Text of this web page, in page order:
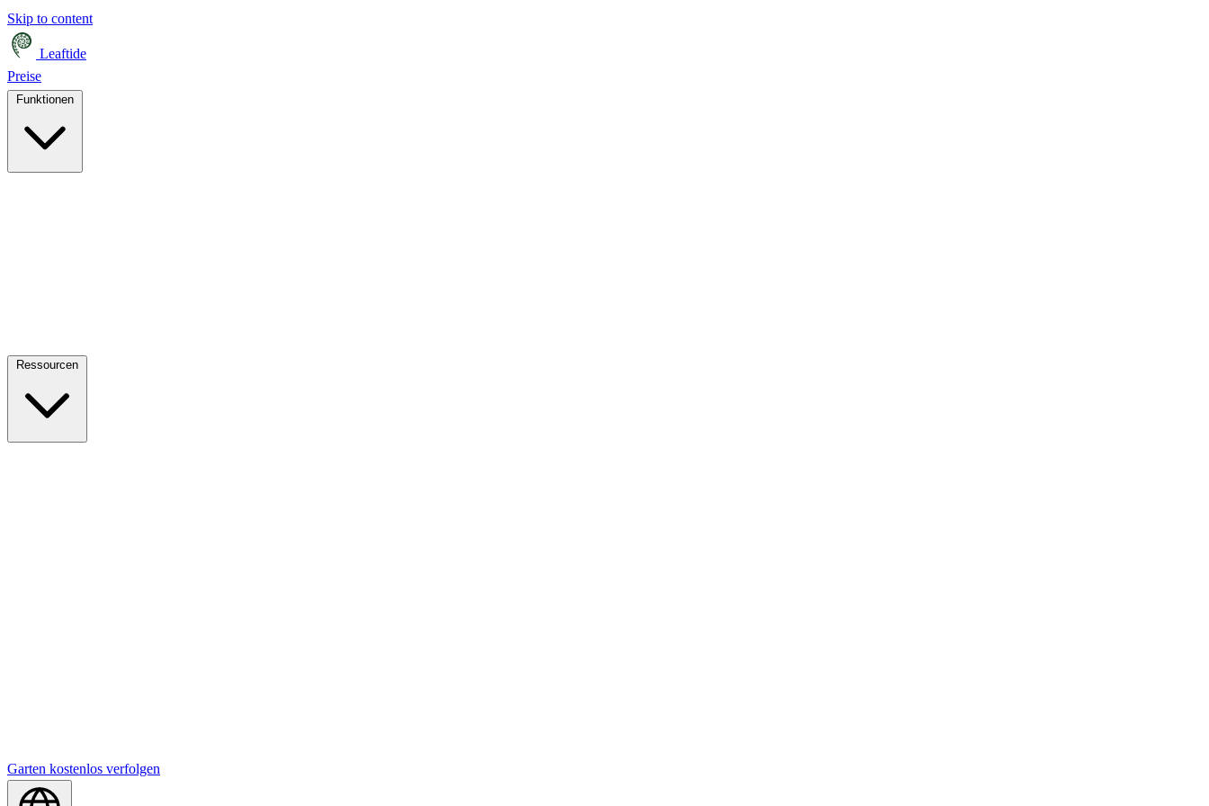
Skip to content
Leaftide
Preise
Garten kostenlos verfolgen